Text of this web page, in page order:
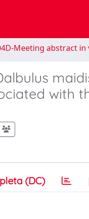
Meeting abstract in
with
(DC)